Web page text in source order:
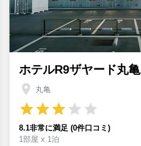
ホテルR9ザヤード丸亀
丸亀
8.1非常に満足 (0件口コミ)
1部屋 x 1泊